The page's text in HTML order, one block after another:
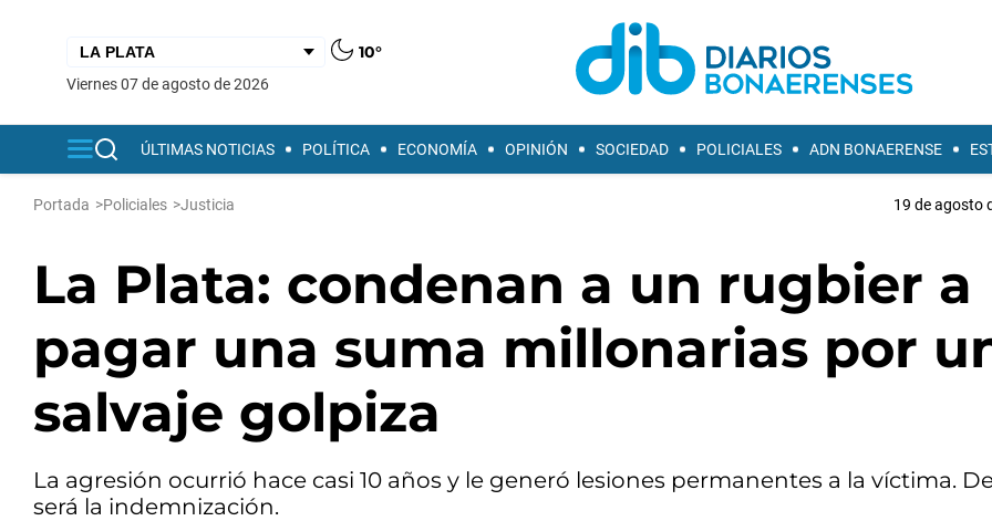
10°
viernes 07 de agosto de 2026
ÚLTIMAS NOTICIAS POLÍTICA ECONOMÍA OPINIÓN SOCIEDAD POLICIALES ADN BONAERENSE
Portada >Policiales >Justicia 19 de agosto
La Plata: condenan a un rugbier a
pagar una suma millonarias por
salvaje golpiza
La agresión ocurrió hace casi 10 años y le generó lesiones permanentes a la víctima.
será la indemnización.